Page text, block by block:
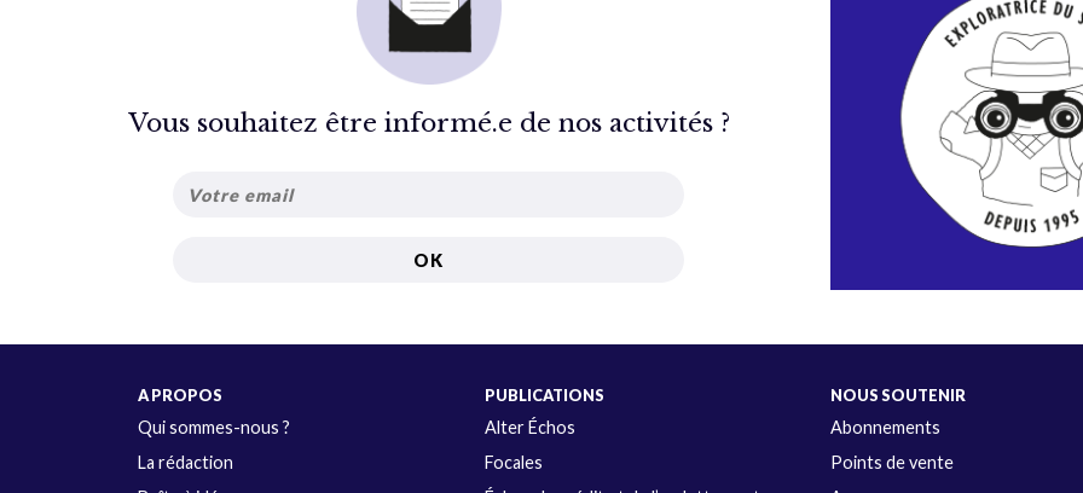
Vous souhaitez être informé.e de nos activités ?
A PROPOS
Qui sommes-nous ?
La rédaction
PUBLICATIONS
Alter Échos
Focales
NOUS SOUTENIR
Abonnements
Points de vente